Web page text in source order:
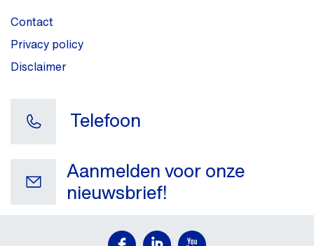
Contact
Privacy policy
Disclaimer
Telefoon
Aanmelden voor onze
nieuwsbrief!
Uw e-mail